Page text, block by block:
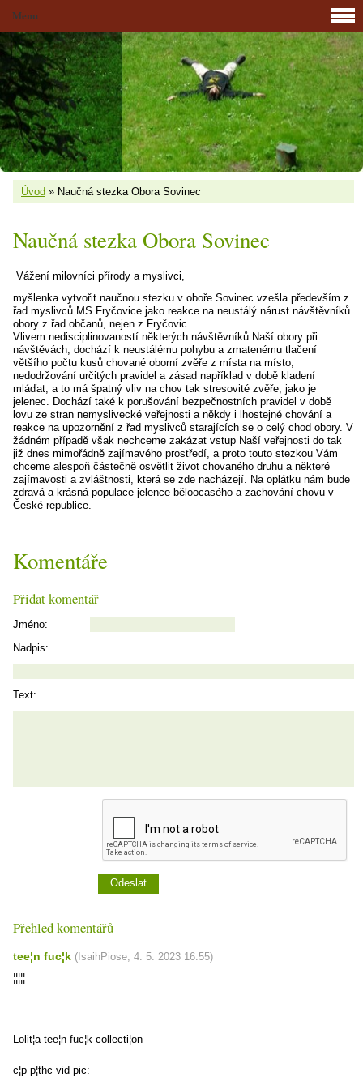
Úvod » Naučná stezka Obora Sovinec
Naučná stezka Obora Sovinec
Vážení milovníci přírody a myslivci,
myšlenka vytvořit naučnou stezku v oboře Sovinec vzešla především z
řad myslivců MS Fryčovice jako reakce na neustálý nárust návštěvníků
obory z řad občanů, nejen z Fryčovic.
Vlivem nedisciplinovaností některých návštěvníků Naší obory při
návštěvách, dochází k neustálému pohybu a zmatenému tlačení
většího počtu kusů chované oborní zvěře z místa na místo,
nedodržování určitých pravidel a zásad například v době kladení
mláďat, a to má špatný vliv na chov tak stresovité zvěře, jako je
jelenec. Dochází také k porušování bezpečnostních pravidel v době
lovu ze stran nemyslivecké veřejnosti a někdy i lhostejné chování a
reakce na upozornění z řad myslivců starajících se o celý chod obory. V
žádném případě však nechceme zakázat vstup Naší veřejnosti do tak
již dnes mimořádně zajímavého prostředí, a proto touto stezkou Vám
chceme alespoň částečně osvětlit život chovaného druhu a některé
zajímavosti a zvláštnosti, která se zde nacházejí. Na oplátku nám bude
zdravá a krásná populace jelence běloocasého a zachování chovu v
České republice.
Komentáře
Přidat komentář
Jméno:
Nadpis:
Text:
Přehled komentářů
tee¦n fuc¦k ( IsaihPiose, 4. 5. 2023 16:55)
¦¦¦¦¦
Lolit¦a tee¦n fuc¦k collecti¦on
c¦p p¦thc vid pic:
Menu